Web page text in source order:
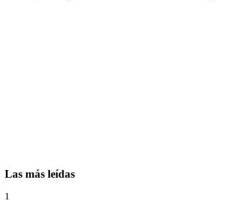
Las más leídas
1